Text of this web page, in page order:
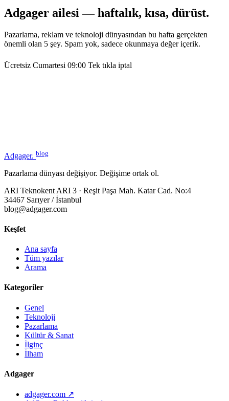
Adgager ailesi — haftalık, kısa, dürüst.
Pazarlama, reklam ve teknoloji dünyasından bu hafta gerçekten
önemli olan 5 şey. Spam yok, sadece okunmaya değer içerik.
Ücretsiz Cumartesi 09:00 Tek tıkla iptal
Adgager. blog
Pazarlama dünyası değişiyor. Değişime ortak ol.
ARI Teknokent ARI 3 · Reşit Paşa Mah. Katar Cad. No:4
34467 Sarıyer / İstanbul
blog@adgager.com
Keşfet
Ana sayfa
Tüm yazılar
Arama
Kategoriler
Genel
Teknoloji
Pazarlama
Kültür & Sanat
İlginç
İlham
Adgager
adgager.com ↗